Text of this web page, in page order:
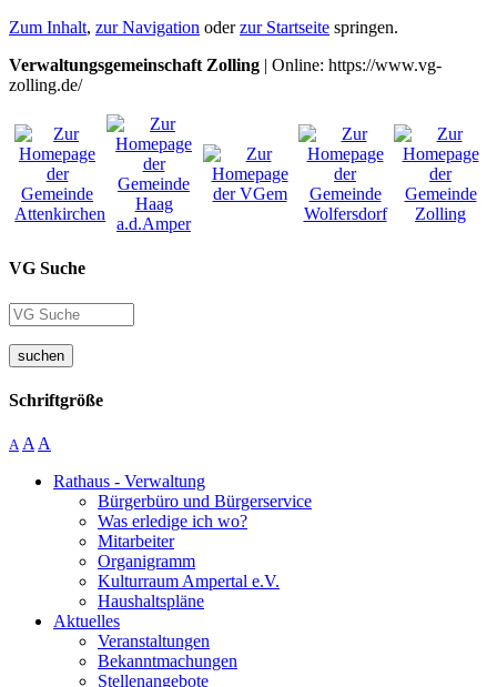
Zum Inhalt, zur Navigation oderzur Startseite springen.
Verwaltungsgemeinschaft Zolling | Online: https://www.vg-
zolling.de/
VG Suche
suchen
Schriftgröße
A A A
Rathaus - Verwaltung
Bürgerbüro und Bürgerservice
Was erledige ich wo?
Mitarbeiter
Organigramm
Kulturraum Ampertal e.V.
Haushaltspläne
Aktuelles
Veranstaltungen
Bekanntmachungen
Stellenangebote